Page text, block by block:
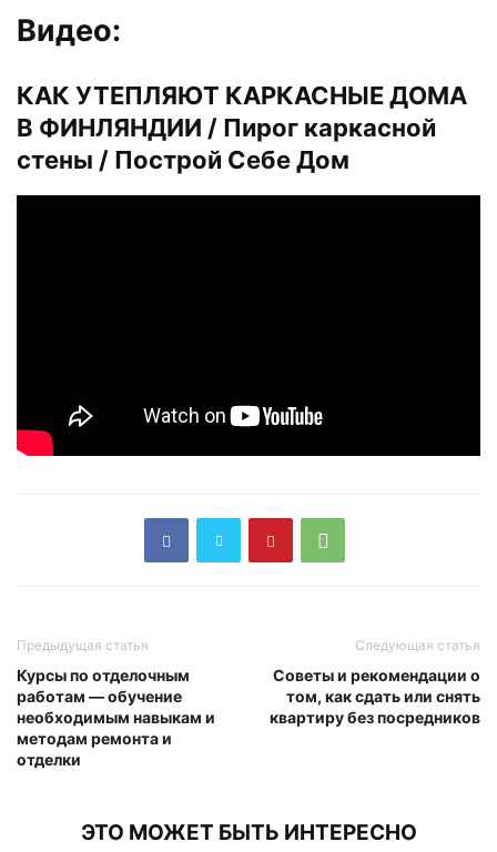
Видео:
КАК УТЕПЛЯЮТ КАРКАСНЫЕ ДОМА
В ФИНЛЯНДИИ / Пирог каркасной
стены / Построй Себе Дом
Предыдущая статья
Курсы по отделочным
работам — обучение
необходимым навыкам и
методам ремонта и
отделки
Следующая статья
Советы и рекомендации о
том, как сдать или снять
квартиру без посредников
ЭТО МОЖЕТ БЫТЬ ИНТЕРЕСНО